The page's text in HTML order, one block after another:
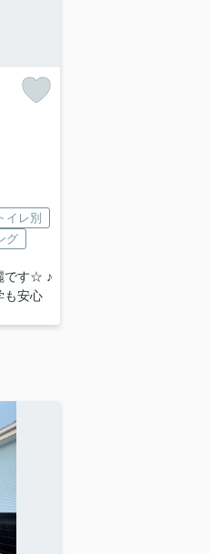
イレ別
グ
です☆ ♪
も安心